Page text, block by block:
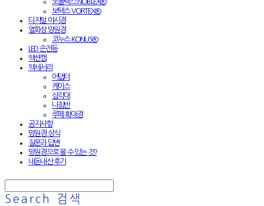
노블렉스 NOBLEX®
보텍스 VORTEX®
디지털 야시경
열화상 망원경
코누스 KONUS®
LED 손전등
액션캠
액세서리
어댑터
케이스
삼각대
나침반
루페·확대경
공지사항
망원경 상식
질문과 답변
망원경으로 볼 수 있는 것?
내돈내산 후기
Search
검색